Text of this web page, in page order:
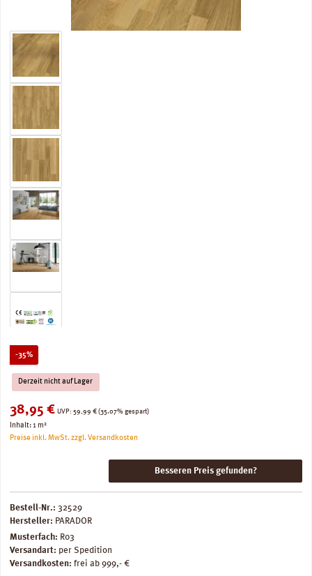
-35%Rabatt
Derzeit nicht auf Lager
Verkaufspreis:
38,95 € UVP: Regulärer Preis:
59,99 € (35.07% gespart)
Inhalt:1 m²
Preise inkl. MwSt. zzgl. Versandkosten
Besseren Preis gefunden?
Bestell-Nr.: 32529
Hersteller: PARADOR
Musterfach: R03
Versandart: per Spedition
Versandkosten: frei ab 999,- €